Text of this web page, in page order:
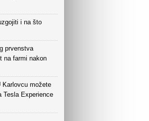
i na što
prvenstva
na farmi nakon
Karlovcu možete
Tesla Experience